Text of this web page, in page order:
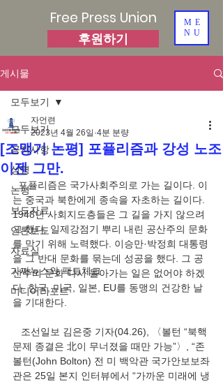
Free Press Union
후원하기
ME
NU
게시물
모두보기
공지사항
성명
논평
보도자료
언론보도
자료실
가짜뉴스와 팩트체크
미디어리포트
모두보기
[조맹기 논평] 포퓰리즘과 강성 노조
이젠 그만.
자언련
2023년 4월 26일 4분 분량
  포퓰리즘은 국가사회주의로 가는 길이다. 이
는 중국과 북한에게 종속을 자초하는 길이다.
1948년 사회지도층들은 그 길을 가지 않으려
고 했다. 일제강점기 뿌리 내린 공산주의 문화
를 막기 위해 노력했다. 이승만·박정희 대통령
을 그 반대 문화를 묶는데 성공을 했다. 그 공
산주의 문화 다시 돌아가는 일은 없어야 하겠
다. 한국, 미국, 일본, EU를 동맹의 건강한 날
을 기대한다.
문제 종결은 北이 무너졌을 때만 가능”〉, “존
볼턴(John Bolton) 전 미 백악관 국가안보보좌
관은 25일 본지 인터뷰에서 “가까운 미래에 냉